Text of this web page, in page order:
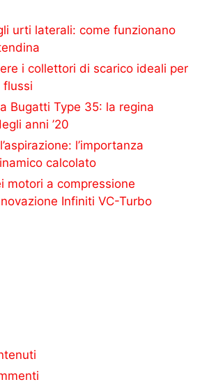
urti laterali: come funzionano
i collettori di scarico ideali per
flussi
Bugatti Type 35: la regina
anni ’20
l’importanza
calcolato
motori a compressione
Infiniti VC-Turbo